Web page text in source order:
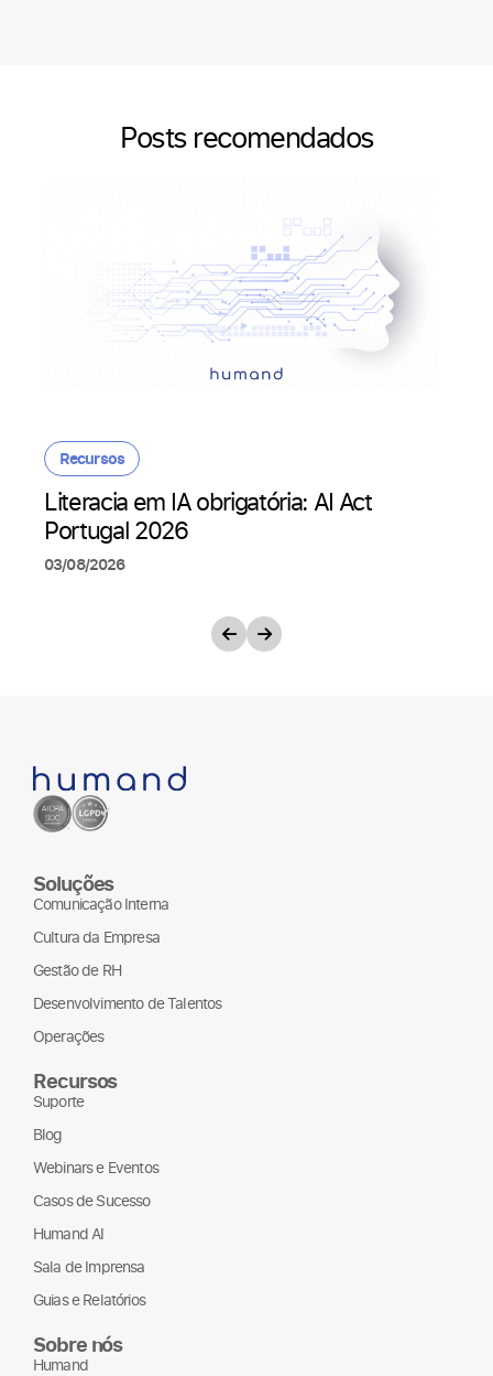
Posts recomendados
Recursos
Literacia em IA obrigatória: AI Act
Portugal 2026
03/08/2026
Soluções
Comunicação Interna
Cultura da Empresa
Gestão de RH
Desenvolvimento de Talentos
Operações
Recursos
Suporte
Blog
Webinars e Eventos
Casos de Sucesso
Humand AI
Sala de Imprensa
Guias e Relatórios
Sobre nós
Humand